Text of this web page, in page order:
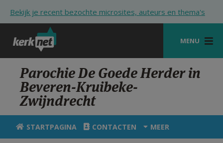
Bekijk je recent bezochte microsites, auteurs en thema's
MENU
STARTPAGINA
KERK
VIERINGEN
SHOP
Parochie De Goede Herder in
Beveren-Kruibeke-
Zwijndrecht
STARTPAGINA CONTACTEN MEER